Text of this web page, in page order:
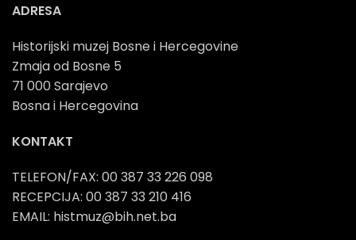
ADRESA
Historijski muzej Bosne i Hercegovine
Zmaja od Bosne 5
71 000 Sarajevo
Bosna i Hercegovina
KONTAKT
TELEFON/FAX: 00 387 33 226 098
RECEPCIJA: 00 387 33 210 416
EMAIL: histmuz@bih.net.ba